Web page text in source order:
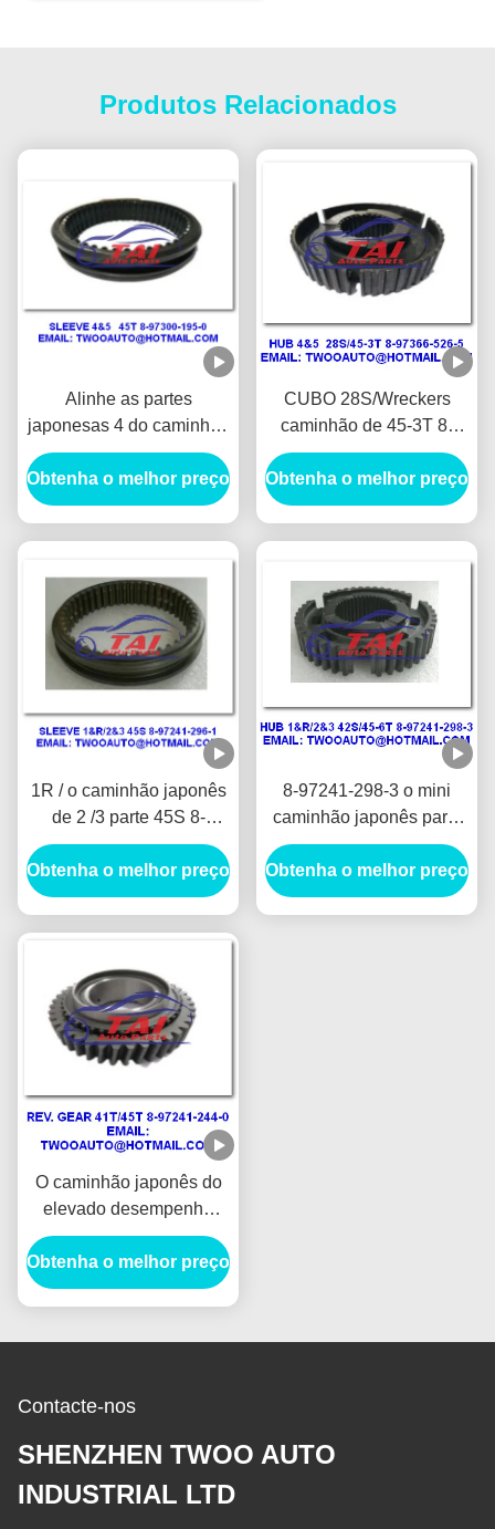
Produtos Relacionados
Alinhe as partes
japonesas 4 do caminhão
da luva/5 45T 8-97300-
195-0 4JH1-TC 4HF1-
2005 NKR-71MYY5T
Obtenha o melhor preço
CUBO 28S/Wreckers
caminhão de 45-3T 8-
97366-526-5 4JH1-TC
4HF1-2005 NKR-
71MYY5T Jap
Obtenha o melhor preço
1R / o caminhão japonês
de 2 /3 parte 45S 8-
97241-296-1 4JH1-TC
4HF1-2005 NKR-
71MYY5T
Obtenha o melhor preço
8-97241-298-3 o mini
caminhão japonês parte
4JH1-TC 4HF1-2005
NKR-71MYY5T
Obtenha o melhor preço
O caminhão japonês do
elevado desempenho
parte 41T/45T 8-97241-
244-0, 4JH1-TC 4HF1-
2005 NKR-71MYY5T
Obtenha o melhor preço
Contacte-nos
SHENZHEN TWOO AUTO
INDUSTRIAL LTD